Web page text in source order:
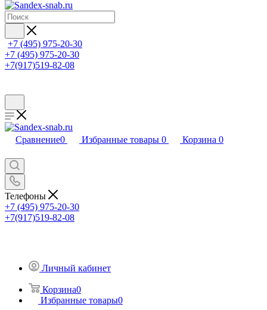
+7 (495) 975-20-30
+7 (495) 975-20-30
+7(917)519-82-08
Сравнение0 Избранные товары 0 Корзина 0
Телефоны
+7 (495) 975-20-30
+7(917)519-82-08
Личный кабинет
Корзина0
Избранные товары0